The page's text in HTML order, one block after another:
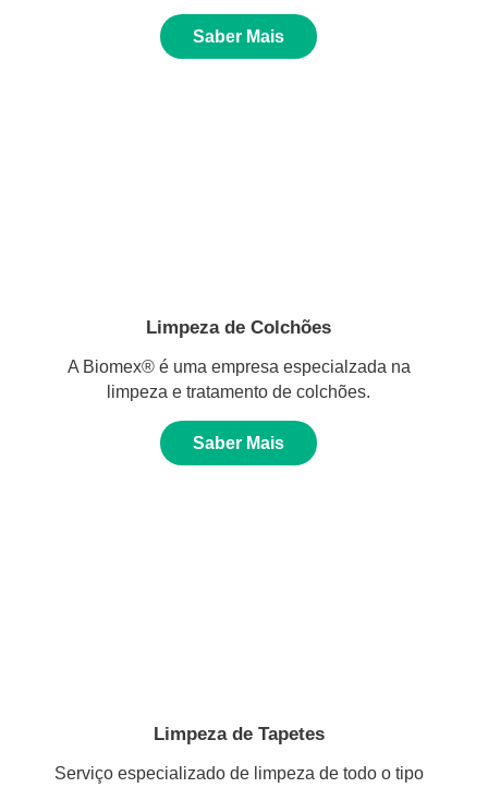
Saber Mais
Limpeza de Colchões
A Biomex® é uma empresa especialzada na
limpeza e tratamento de colchões.
Saber Mais
Limpeza de Tapetes
Serviço especializado de limpeza de todo o tipo